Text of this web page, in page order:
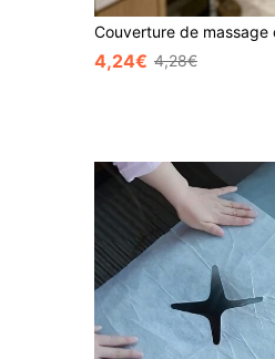
4,24€ 4,28€